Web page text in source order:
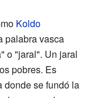
Koldo
palabra vasca
o "jaral". Un jaral
pobres. Es
donde se fundó la